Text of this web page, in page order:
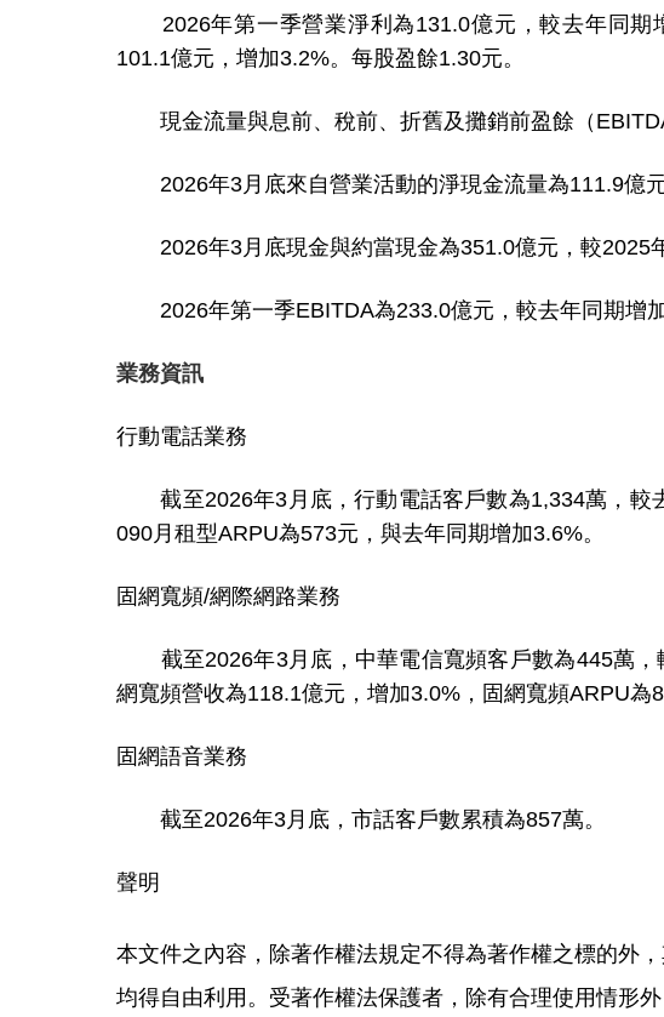
2026年第一季營業淨利為131.0億元，較去年同期
101.1億元，增加3.2%。每股盈餘1.30元。
現金流量與息前、稅前、折舊及攤銷前盈餘（
2026年3月底來自營業活動的淨現金流量為111.9億元
2026年3月底現金與約當現金為351.0億元，較2025年
2026年第一季EBITDA為233.0億元，較去年同期增加
業務資訊
行動電話業務
截至2026年3月底，行動電話客戶數為1,334萬，較
090月租型ARPU為573元，與去年同期增加3.6%。
固網寬頻/網際網路業務
截至2026年3月底，中華電信寬頻客戶數為445萬，
網寬頻營收為118.1億元，增加3.0%，固網寬頻ARPU為
固網語音業務
截至2026年3月底，市話客戶數累積為857萬。
聲明
本文件之內容，除著作權法規定不得為著作權之標的外
均得自由利用。受著作權法保護者，除有合理使用情形